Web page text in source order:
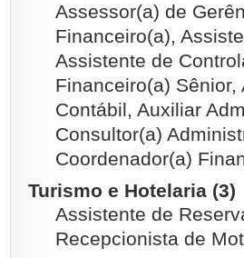
Assessor(a) de
Financeiro(a),
Assistente de
Financeiro(a)
Contábil, Auxiliar
Consultor(a)
Coordenador(a)
Turismo e Hotelaria (3)
Assistente de
Recepcionista de